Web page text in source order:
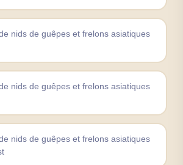
nids de guêpes et frelons asiatiques
nids de guêpes et frelons asiatiques
nids de guêpes et frelons asiatiques